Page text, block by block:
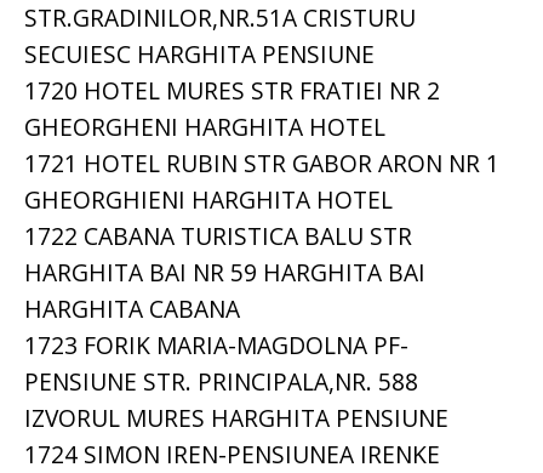
STR.GRADINILOR,NR.51A CRISTURU
SECUIESC HARGHITA PENSIUNE
1720 HOTEL MURES STR FRATIEI NR 2
GHEORGHENI HARGHITA HOTEL
1721 HOTEL RUBIN STR GABOR ARON NR 1
GHEORGHIENI HARGHITA HOTEL
1722 CABANA TURISTICA BALU STR
HARGHITA BAI NR 59 HARGHITA BAI
HARGHITA CABANA
1723 FORIK MARIA-MAGDOLNA PF-
PENSIUNE STR. PRINCIPALA,NR. 588
IZVORUL MURES HARGHITA PENSIUNE
1724 SIMON IREN-PENSIUNEA IRENKE